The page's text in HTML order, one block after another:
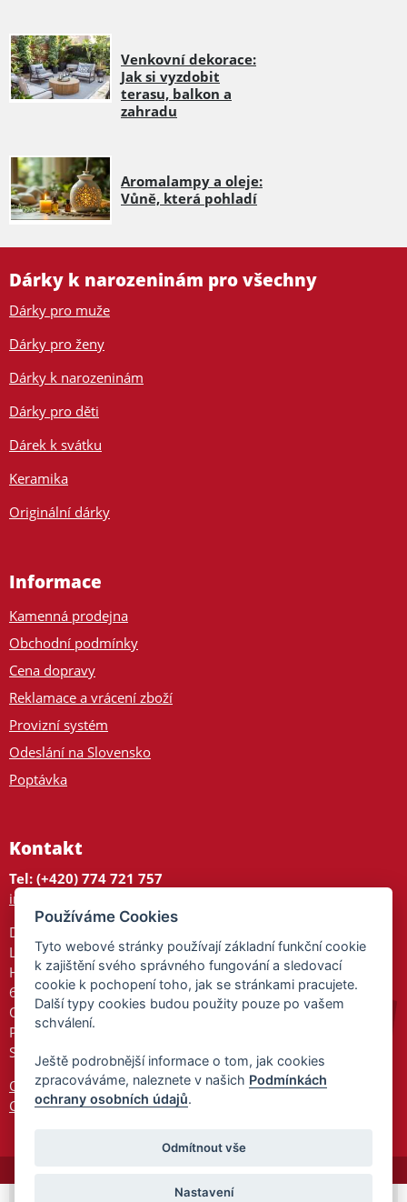
Venkovní dekorace:
Jak si vyzdobit
terasu, balkon a
zahradu
Aromalampy a oleje:
Vůně, která pohladí
Dárky k narozeninám pro všechny
Dárky pro muže
Dárky pro ženy
Dárky k narozeninám
Dárky pro děti
Dárek k svátku
Keramika
Originální dárky
Informace
Kamenná prodejna
Obchodní podmínky
Cena dopravy
Reklamace a vrácení zboží
Provizní systém
Odeslání na Slovensko
Poptávka
Kontakt
Tel: (+420) 774 721 757
info@tajnedarky.cz
Dárkové centrum
Legionářů 2
Hodonín
695 01
Otevřeno:
Po-Pá 9-17
So 9-11:30
Ochrana osobních údajů
Cookies
Používáme Cookies
Tyto webové stránky používají základní funkční cookie
k zajištění svého správného fungování a sledovací
cookie k pochopení toho, jak se stránkami pracujete.
Další typy cookies budou použity pouze po vašem
schválení.
Ještě podrobnější informace o tom, jak cookies
zpracováváme, naleznete v našich Podmínkách
ochrany osobních údajů.
Odmítnout vše
Nastavení